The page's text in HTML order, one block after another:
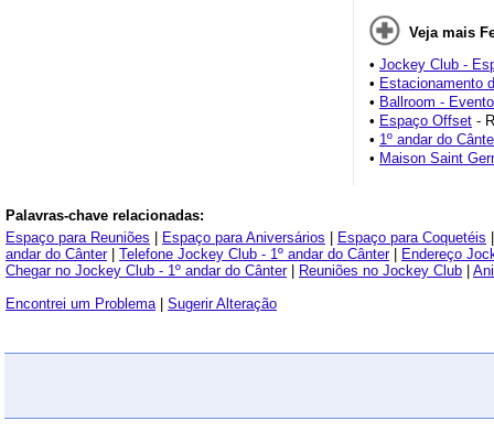
Veja mais
• Jockey Club -
• Estacionamento
• Ballroom -
• Espaço Offset -
• 1º andar do
• Maison Saint
Palavras-chave relacionadas:
Espaço para Reuniões
Espaço para Aniversários Espaço para Coquetéis
andar do Cânter| Telefone Jockey Club - 1º andar do Cânter|
Endereço
Chegar no Jockey Club - 1º andar do Cânter| Reuniões no Jockey Club
Encontrei um Problema| Sugerir Alteração